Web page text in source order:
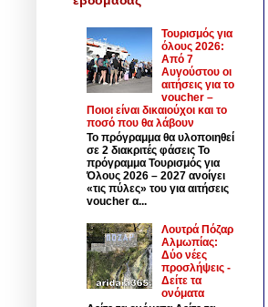
Τουρισμός για
όλους 2026:
Από 7
Αυγούστου οι
αιτήσεις για το
voucher –
Ποιοι είναι δικαιούχοι και το
ποσό που θα λάβουν
Το πρόγραμμα θα υλοποιηθεί
σε 2 διακριτές φάσεις Το
πρόγραμμα Τουρισμός για
Όλους 2026 – 2027 ανοίγει
«τις πύλες» του για αιτήσεις
voucher α...
Λουτρά Πόζαρ
Αλμωπίας:
Δύο νέες
προσλήψεις -
Δείτε τα
ονόματα